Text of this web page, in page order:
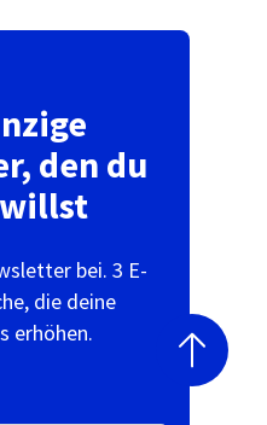
den du
bei. 3 E-
die deine
erhöhen.